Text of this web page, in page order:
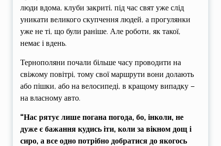
люди вдома, клуби закриті, під час свят уже слід
уникати великого скупчення людей, а прогулянки
уже не ті, що були раніше. Але роботи, як такої,
немає і вдень.
Тернополяни почали більше часу проводити на
свіжому повітрі, тому свої маршрути вони долають
або пішки, або на велосипеді, в кращому випадку –
на власному авто.
“Нас рятує лише погана погода, бо, інколи, не
дуже є бажання кудись іти, коли за вікном дощ і
сиро, а все одно потрібно добратися до якогось